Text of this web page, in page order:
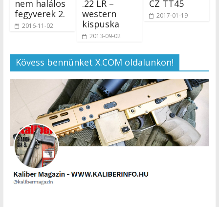
nem halálos
fegyverek 2.
2016-11-02
.22 LR –
western
kispuska
2013-09-02
CZ TT45
2017-01-19
Kövess bennünket X.COM oldalunkon!